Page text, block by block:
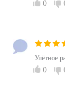
0
Улётное
0